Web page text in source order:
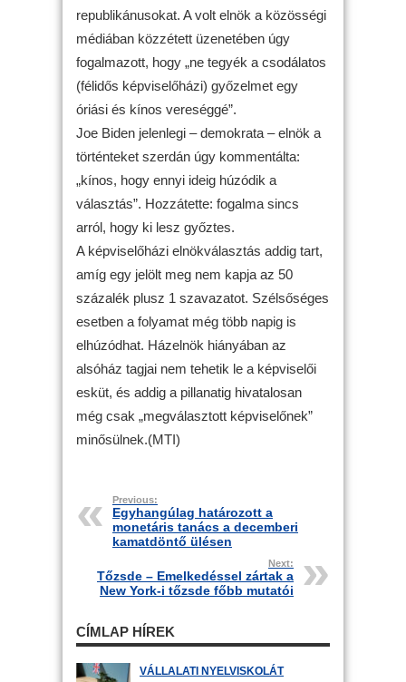
republikánusokat. A volt elnök a közösségi
médiában közzétett üzenetében úgy
fogalmazott, hogy „ne tegyék a csodálatos
(félidős képviselőházi) győzelmet egy
óriási és kínos vereséggé”.
Joe Biden jelenlegi – demokrata – elnök a
történteket szerdán úgy kommentálta:
„kínos, hogy ennyi ideig húzódik a
választás”. Hozzátette: fogalma sincs
arról, hogy ki lesz győztes.
A képviselőházi elnökválasztás addig tart,
amíg egy jelölt meg nem kapja az 50
százalék plusz 1 szavazatot. Szélsőséges
esetben a folyamat még több napig is
elhúzódhat. Házelnök hiányában az
alsóház tagjai nem tehetik le a képviselői
esküt, és addig a pillanatig hivatalosan
még csak „megválasztott képviselőnek”
minősülnek.(MTI)
Previous:
Egyhangúlag határozott a
monetáris tanács a decemberi
kamatdöntő ülésen
Next:
Tőzsde – Emelkedéssel zártak a
New York-i tőzsde főbb mutatói
CÍMLAP HÍREK
VÁLLALATI NYELVISKOLÁT